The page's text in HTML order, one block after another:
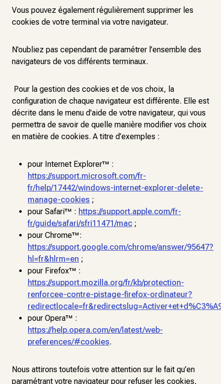
Vous pouvez également régulièrement supprimer les
cookies de votre terminal via votre navigateur.
N’oubliez pas cependant de paramétrer l’ensemble des
navigateurs de vos différents terminaux.
Pour la gestion des cookies et de vos choix, la
configuration de chaque navigateur est différente. Elle est
décrite dans le menu d'aide de votre navigateur, qui vous
permettra de savoir de quelle manière modifier vos choix
en matière de cookies. A titre d’exemples :
pour Internet Explorer™ :
https://support.microsoft.com/fr-
fr/help/17442/windows-internet-explorer-delete-
manage-cookies ;
pour Safari™ : https://support.apple.com/fr-
fr/guide/safari/sfri11471/mac ;
pour Chrome™:
https://support.google.com/chrome/answer/95647?
hl=fr&hlrm=en ;
pour Firefox™ :
https://support.mozilla.org/fr/kb/protection-
renforcee-contre-pistage-firefox-ordinateur?
pour Opera™ :
https://help.opera.com/en/latest/web-
preferences/#cookies.
Nous attirons toutefois votre attention sur le fait qu’en
paramétrant votre navigateur pour refuser les cookies,